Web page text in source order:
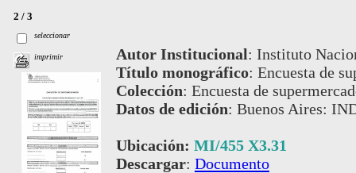
2 / 3
seleccionar
imprimir Autor Institucional: Instituto
Título monográfico: Encuesta de
Colección: Encuesta de
Datos de edición: Buenos Aires:
Ubicación: MI/455 X3.31
Descargar: Documento